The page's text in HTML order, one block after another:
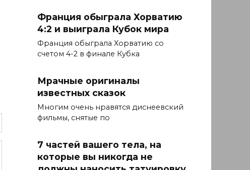
Франция обыграла Хорватию
4:2 и выиграла Кубок мира
Франция обыграла Хорватию со
счетом 4-2 в финале Кубка
Мрачные оригиналы
известных сказок
Многим очень нравятся диснеевский
фильмы, снятые по
7 частей вашего тела, на
которые вы никогда не